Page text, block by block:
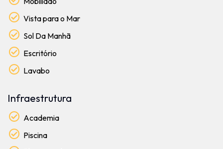
Vista para o Mar
Sol Da Manhã
Escritório
Lavabo
Infraestrutura
Academia
Piscina